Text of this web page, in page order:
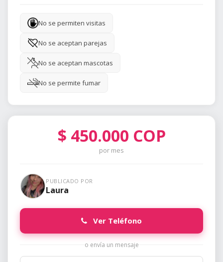
No se permiten visitas
No se aceptan parejas
No se aceptan mascotas
No se permite fumar
$ 450.000 COP
por mes
PUBLICADO POR
Laura
Ver Teléfono
o envía un mensaje